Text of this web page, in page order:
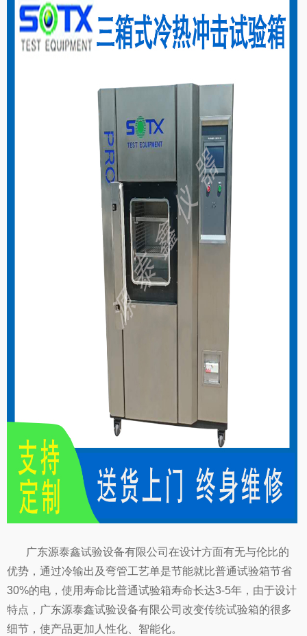
广东源泰鑫试验设备有限公司 在设计方面有无与伦比的
优势，通过冷输出及弯管工艺单是节能就比普通试验箱节省
30%的电，使用寿命比普通试验箱寿命长达3-5年，由于设计
特点， 广东源泰鑫试验设备有限公司 改变传统试验箱的很多
细节，使产品更加人性化、智能化。